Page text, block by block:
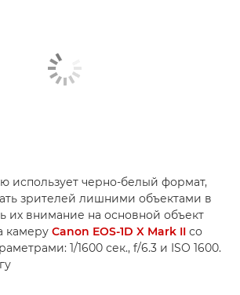
использует черно-белый формат,
зрителей лишними объектами в
их внимание на основной объект
камеру Canon EOS-1D X Mark II со
1/1600 сек., f/6.3 и ISO 1600.